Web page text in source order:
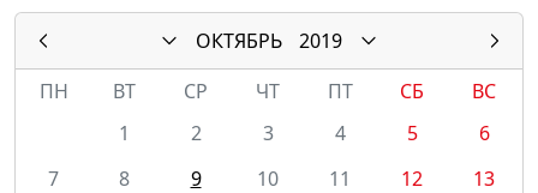
ОКТЯБРЬ
2019
ПН
ВТ СР ЧТ ПТ СБ
ВС
1
2 3 4 5
6
7
8 9 10 11 12
13